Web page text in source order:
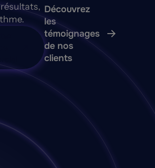
Découvrez
les
témoignages
de nos
clients